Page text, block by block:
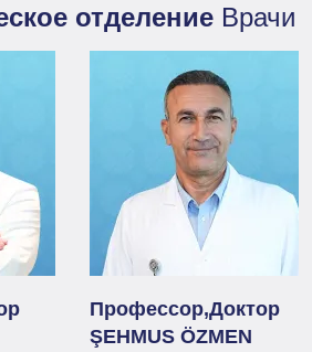
отделение Врачи
Профессор,Доктор
ŞEHMUS ÖZMEN